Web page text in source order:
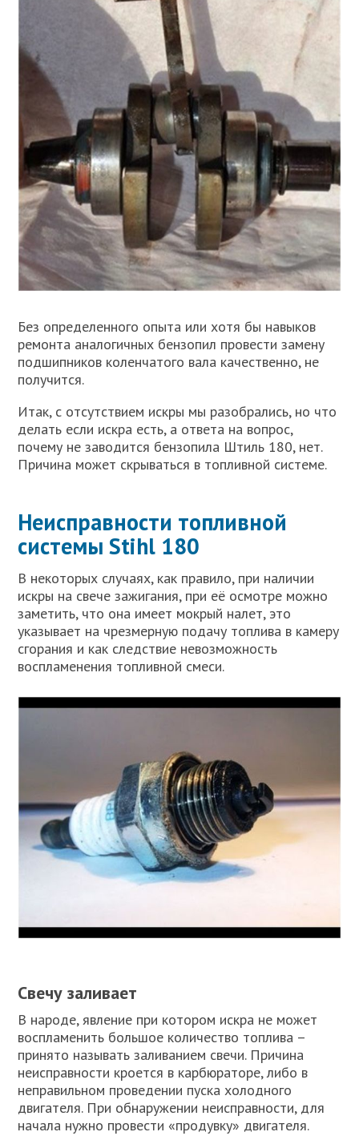
Без определенного опыта или хотя бы навыков
ремонта аналогичных бензопил провести замену
подшипников коленчатого вала качественно, не
получится.
Итак, с отсутствием искры мы разобрались, но что
делать если искра есть, а ответа на вопрос,
почему не заводится бензопила Штиль 180, нет.
Причина может скрываться в топливной системе.
Неисправности топливной
системы Stihl 180
В некоторых случаях, как правило, при наличии
искры на свече зажигания, при её осмотре можно
заметить, что она имеет мокрый налет, это
указывает на чрезмерную подачу топлива в камеру
сгорания и как следствие невозможность
воспламенения топливной смеси.
Свечу заливает
В народе, явление при котором искра не может
воспламенить большое количество топлива –
принято называть заливанием свечи. Причина
неисправности кроется в карбюраторе, либо в
неправильном проведении пуска холодного
двигателя. При обнаружении неисправности, для
начала нужно провести «продувку» двигателя.